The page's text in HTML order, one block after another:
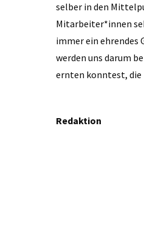
selber in den
Mitarbeiter*innen
immer ein ehrendes
werden uns darum
ernten konntest, die
Redaktion